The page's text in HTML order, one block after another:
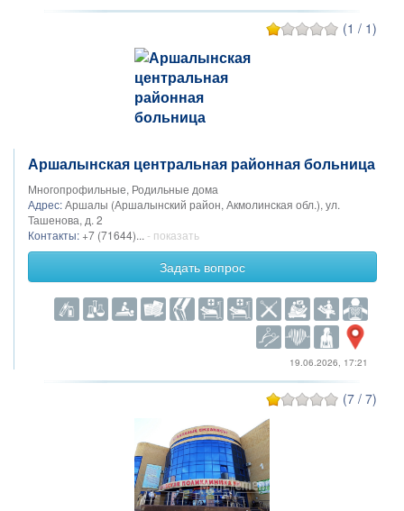
(1 / 1)
Аршалынская центральная районная больница
Многопрофильные, Родильные дома
Адрес:Аршалы (Аршалынский район, Акмолинская обл.), ул.
Ташенова, д. 2
Контакты: +7 (71644)... - показать
Задать вопрос
19.06.2026, 17:21
(7 / 7)